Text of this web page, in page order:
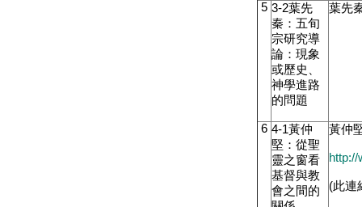
5 3-2葉先
秦：五旬
宗研究導
論：現象
或歷史、
神學進路
的問題
葉先
6 4-1黃仲
堅：從聖
靈之窗看
基督與教
會之間的
黃仲
(此連